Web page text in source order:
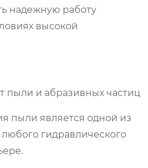
надежную работу
высокой
пыли и абразивных частиц
пыли является одной из
гидравлического